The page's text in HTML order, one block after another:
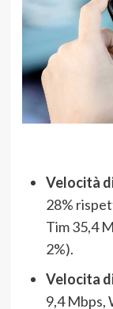
Velocità
28%
Tim 35,4
2%).
Velocita
9,4 Mbps,